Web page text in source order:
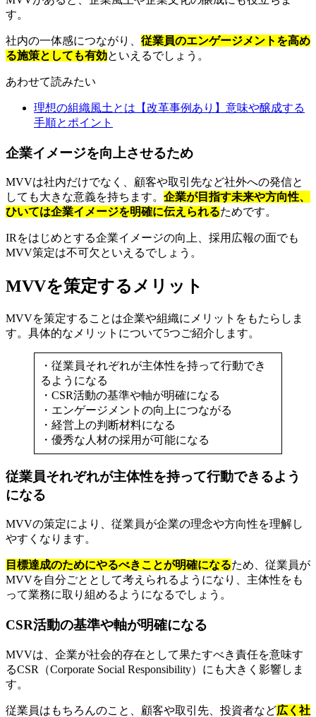
す。
社内の一体感につながり、 従業員のエンゲージメントを高め
る施策としても有効といえるでしょう。
あわせて読みたい
理想の組織風土とは【改革事例あり】意味や醸成する
手順とポイント
企業イメージを向上させるため
MVVは社内だけでなく、顧客や取引先など社外への発信と
しても大きな意義を持ちます。 企業が目指す未来や方向性、
ひいては企業イメージを明確に伝えられるためです。
IRをはじめとする企業イメージの向上、採用広報の面でも
MVV策定は不可欠といえるでしょう。
MVVを策定するメリット
MVVを策定することは企業や組織にメリットをもたらしま
す。具体的なメリットについて5つご紹介します。
・従業員それぞれが主体性を持って行動でき
るようになる
・CSR活動の基準や軸が明確になる
・エンゲージメントの向上につながる
・経営上の判断材料になる
・優秀な人材の採用が可能になる
従業員それぞれが主体性を持って行動できるよう
になる
MVVの策定により、従業員が企業の理念や方向性を理解し
やすくなります。
目標達成のためにやるべきことが明確になるため、従業員が
MVVを自分ごととして考えられるようになり、主体性をも
って業務に取り組めるようになるでしょう。
CSR活動の基準や軸が明確になる
MVVは、企業が社会的存在として果たすべき責任を意味す
るCSR（Corporate Social Responsibility）にも大きく影響しま
す。
従業員はもちろんのこと、顧客や取引先、投資者など広く社